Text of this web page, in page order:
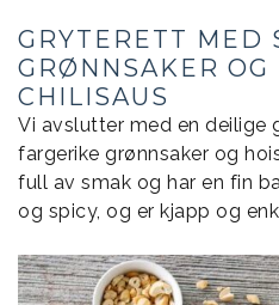
GRYTERETT MED
GRØNNSAKER OG
CHILISAUS
Vi avslutter med en deilige
fargerike grønnsaker og
full av smak og har en fin
og spicy, og er kjapp og